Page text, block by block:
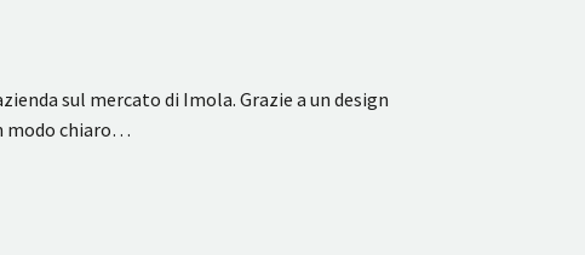
sul mercato di Imola. Grazie a un design
modo chiaro…